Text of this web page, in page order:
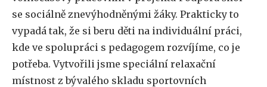
se sociálně znevýhodněnými žáky. Prakticky to
vypadá tak, že si beru děti na individuální práci,
kde ve spolupráci s pedagogem rozvíjíme, co je
potřeba. Vytvořili jsme speciální relaxační
místnost z bývalého skladu sportovních